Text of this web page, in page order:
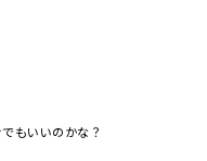
もいいのかな？